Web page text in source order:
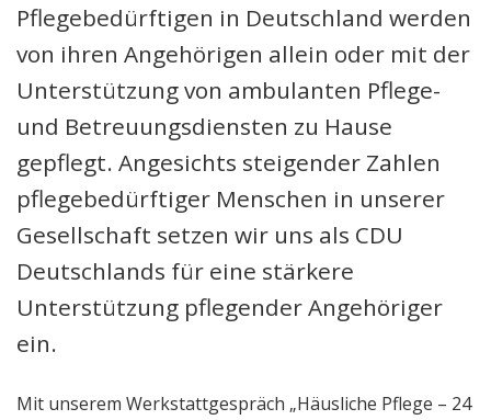
Pflegebedürftigen in Deutschland werden
von ihren Angehörigen allein oder mit der
Unterstützung von ambulanten Pflege-
und Betreuungsdiensten zu Hause
gepflegt. Angesichts steigender Zahlen
pflegebedürftiger Menschen in unserer
Gesellschaft setzen wir uns als CDU
Deutschlands für eine stärkere
Unterstützung pflegender Angehöriger
ein.
Mit unserem Werkstattgespräch „Häusliche Pflege – 24